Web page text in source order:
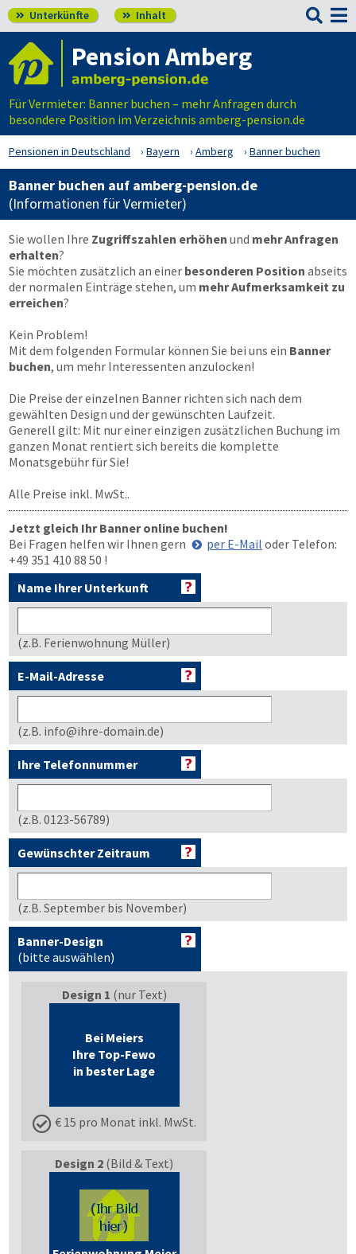
 Unterkünfte  Inhalt 
Pension Amberg
Für Vermieter: Banner buchen – mehr Anfragen durch
besondere Position im Verzeichnis amberg-pension.de
Pensionen in Deutschland Bayern Amberg Banner buchen
Banner buchen auf amberg-pension.de
(Informationen für Vermieter)
Sie wollen Ihre Zugriffszahlen erhöhen und mehr Anfragen
erhalten?
Sie möchten zusätzlich an einer besonderen Position abseits
der normalen Einträge stehen, um mehr Aufmerksamkeit zu
erreichen?
Kein Problem!
Mit dem folgenden Formular können Sie bei uns ein Banner
buchen, um mehr Interessenten anzulocken!
Die Preise der einzelnen Banner richten sich nach dem
gewählten Design und der gewünschten Laufzeit.
Generell gilt: Mit nur einer einzigen zusätzlichen Buchung im
ganzen Monat rentiert sich bereits die komplette
Monatsgebühr für Sie!
Alle Preise inkl. MwSt..
Jetzt gleich Ihr Banner online buchen!
Bei Fragen helfen wir Ihnen gern
per E-Mail oder Telefon:
+49 351 410 88 50 !
Name Ihrer Unterkunft
(z.B. Ferienwohnung Müller)
E-Mail-Adresse
(z.B. info@ihre-domain.de)
Ihre Telefonnummer
(z.B. 0123-56789)
Gewünschter Zeitraum
(z.B. September bis November)
Banner-Design
(bitte auswählen)
Design 1 (nur Text)
Bei Meiers
Ihre Top-Fewo
in bester Lage
€ 15 pro Monat inkl. MwSt.
Design 2 (Bild & Text)